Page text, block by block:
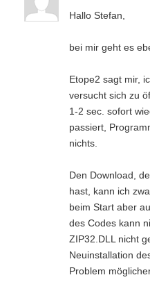
Hallo Stefan,
bei mir geht es
Etope2 sagt mir,
versucht sich zu
1-2 sec. sofort
passiert,
nichts.
Den Download,
hast, kann ich
beim Start aber
des Codes kann
ZIP32.DLL nicht
Neuinstallation
Problem